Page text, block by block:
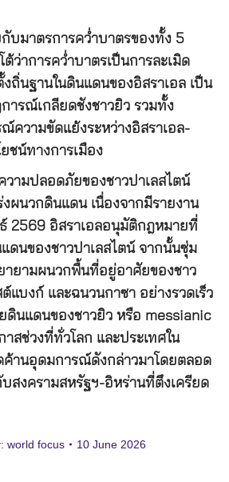
กับมาตรการคว่ำบาตรของทั้ง 5
ว่าการคว่ำบาตรเป็นการละเมิด
งถิ่นฐานในดินแดนของอิสราเอล เป็น
ารณ์เกลียดชังชาวยิว รวมทั้ง
ณ์ความขัดแย้งระหว่างอิสราเอล-
ชน์ทางการเมือง
วามปลอดภัยของชาวปาเลสไตน์
งผนวกดินแดน เนื่องจากมีรายงาน
2569 อิสราเอลอนุมัติกฎหมายที่
ดนของชาวปาเลสไตน์ จากนั้นซุ่ม
ยามผนวกพื้นที่อยู่อาศัยของชาว
ต์แบงก์ และฉนวนกาซา อย่างรวดเร็ว
นแดนของชาวยิว หรือ messianic
าสช่วงที่ทั่วโลก และประเทศใน
านอุดมการณ์ดังกล่าวมาโดยตลอด
บสงครามสหรัฐฯ-อิหร่านที่ตึงเครียด
world focus 10 June 2026